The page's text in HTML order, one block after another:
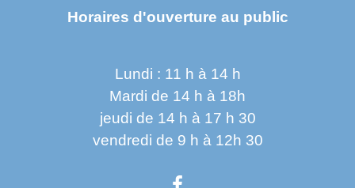
Horaires d'ouverture au public
Lundi : 11 h à 14 h
Mardi de 14 h à 18h
jeudi de 14 h à 17 h 30
vendredi de 9 h à 12h 30